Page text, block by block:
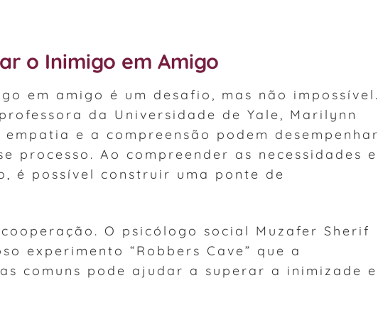
o Inimigo em Amigo
em amigo é um desafio, mas não impossível.
da Universidade de Yale, Marilynn
e a compreensão podem desempenhar
processo. Ao compreender as necessidades e
é possível construir uma ponte de
O psicólogo social Muzafer Sherif
experimento “Robbers Cave” que a
comuns pode ajudar a superar a inimizade e